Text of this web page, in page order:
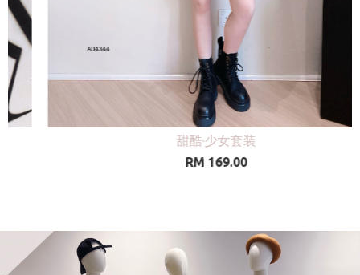
爆款高腰百褶A字半身裙
RM 65.00